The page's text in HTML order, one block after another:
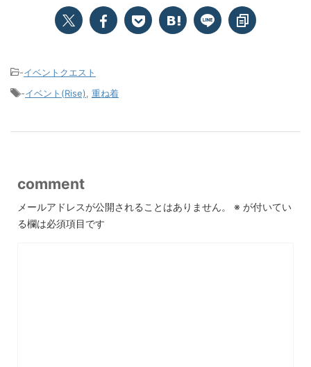
-イベントクエスト
-イベント(Rise) 重ね着
comment
メールアドレスが公開されることはありません。 ※ が付いてい
る欄は必須項目です